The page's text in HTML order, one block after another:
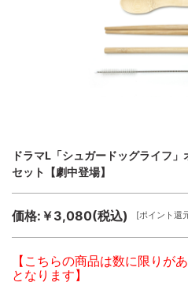
ドラマL「シュガードッグライフ
セット【劇中登場】
価格:￥3,080(税込) [ポイント
【こちらの商品は数に限りが
となります】